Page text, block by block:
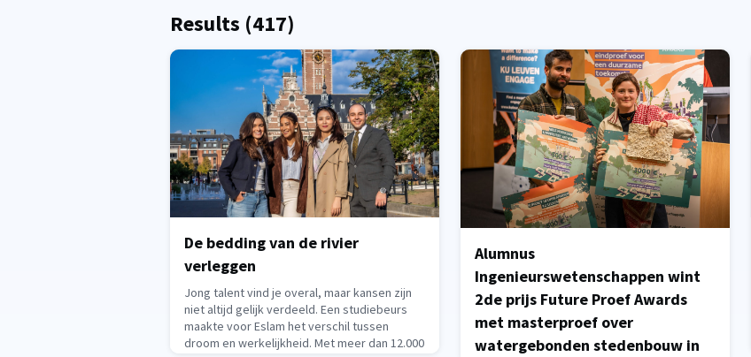
Results (417)
De bedding van de rivier
verleggen
Jong talent vind je overal, maar kansen zijn
niet altijd gelijk verdeeld. Een studiebeurs
maakte voor Eslam het verschil tussen
droom en werkelijkheid. Met meer dan 12.000
Alumnus
Ingenieurswetenschappen wint
2de prijs Future Proef Awards
met masterproef over
watergebonden stedenbouw in